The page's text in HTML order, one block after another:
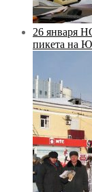
26 января
пикета на